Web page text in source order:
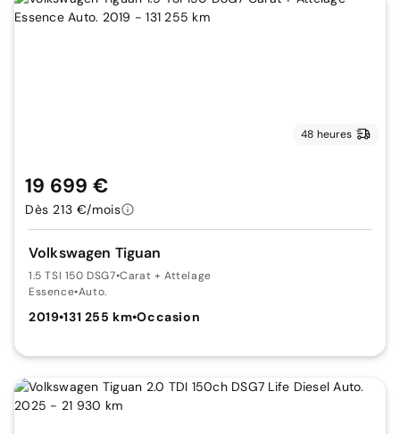
48 heures
Volkswagen Tiguan
1.5 TSI 150 DSG7•Carat + Attelage
Essence•Auto.
2019•131 255 km•Occasion
19 699 €
Dès 213 €/mois